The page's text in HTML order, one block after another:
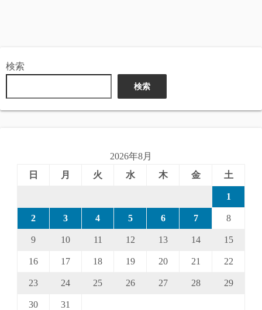
検索
検索
2026年8月
日
月 火 水 木 金 土
1
2 3 4 5 6 7 8
9 10 11 12 13 14 15
16 17 18 19 20 21 22
23 24 25 26 27 28 29
30 31